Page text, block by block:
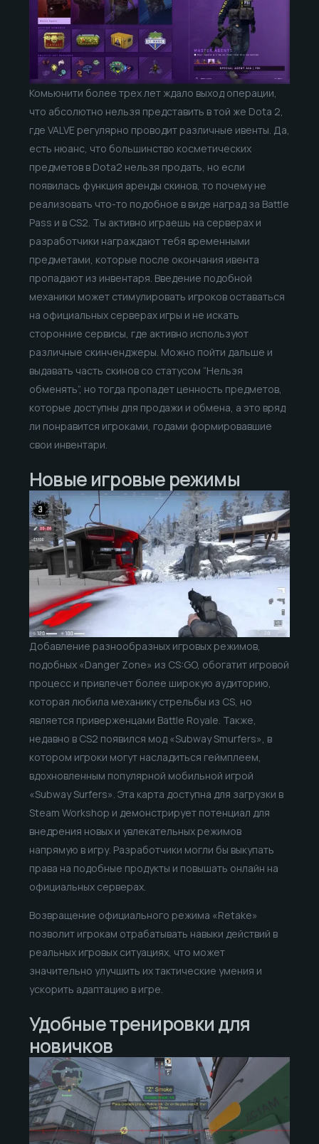
Комьюнити более трех лет ждало выход операции,
что абсолютно нельзя представить в той же Dota 2,
где VALVE регулярно проводит различные ивенты. Да,
есть нюанс, что большинство косметических
предметов в Dota2 нельзя продать, но если
появилась функция аренды скинов, то почему не
реализовать что-то подобное в виде наград за Battle
Pass и в CS2. Ты активно играешь на серверах и
разработчики награждают тебя временными
предметами, которые после окончания ивента
пропадают из инвентаря. Введение подобной
механики может стимулировать игроков оставаться
на официальных серверах игры и не искать
сторонние сервисы, где активно используют
различные скинченджеры. Можно пойти дальше и
выдавать часть скинов со статусом “Нельзя
обменять”, но тогда пропадет ценность предметов,
которые доступны для продажи и обмена, а это вряд
ли понравится игроками, годами формировавшие
свои инвентари.
Новые игровые режимы
Добавление разнообразных игровых режимов,
подобных «Danger Zone» из CS:GO, обогатит игровой
процесс и привлечет более широкую аудиторию,
которая любила механику стрельбы из CS, но
является приверженцами Battle Royale. Также,
недавно в CS2 появился мод «Subway Smurfers», в
котором игроки могут насладиться геймплеем,
вдохновленным популярной мобильной игрой
«Subway Surfers». Эта карта доступна для загрузки в
Steam Workshop и демонстрирует потенциал для
внедрения новых и увлекательных режимов
напрямую в игру. Разработчики могли бы выкупать
права на подобные продукты и повышать онлайн на
официальных серверах.
Возвращение официального режима «Retake»
позволит игрокам отрабатывать навыки действий в
реальных игровых ситуациях, что может
значительно улучшить их тактические умения и
ускорить адаптацию в игре.
Удобные тренировки для
новичков